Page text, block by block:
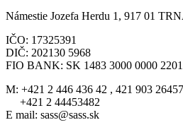
Námestie Jozefa Herdu 1, 917 01
IČO: 17325391
DIČ: 202130 5968
FIO BANK: SK 1483 3000 0000
M: +421 2 446 436 42 , 421 903
+421 2 44453482
E mail: sass@sass.sk